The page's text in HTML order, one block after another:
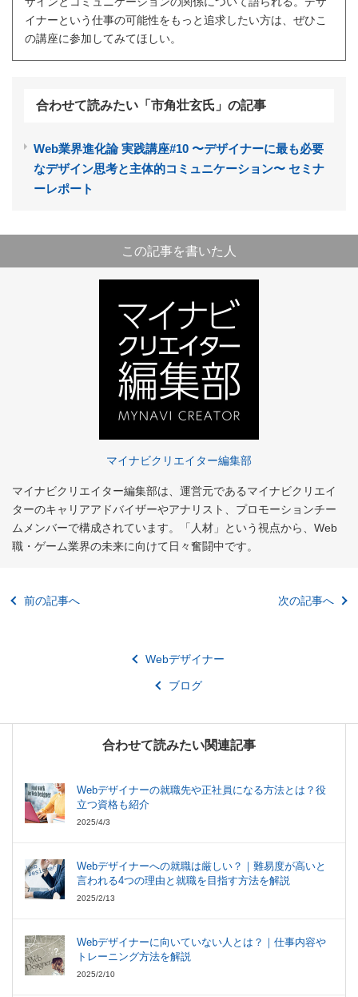
イナーという仕事の可能性をもっと追求したい方は、ぜひこ
の講座に参加してみてほしい。
合わせて読みたい「市角壮玄氏」の記事
Web業界進化論 実践講座#10 〜デザイナーに最も必要
なデザイン思考と主体的コミュニケーション〜 セミナ
ーレポート
この記事を書いた人
マイナビクリエイター編集部
マイナビクリエイター編集部は、運営元であるマイナビクリエイ
ターのキャリアアドバイザーやアナリスト、プロモーションチー
ムメンバーで構成されています。「人材」という視点から、Web
職・ゲーム業界の未来に向けて日々奮闘中です。
前の記事へ 次の記事へ
Webデザイナー
ブログ
合わせて読みたい関連記事
Webデザイナーの就職先や正社員になる方法とは？役
立つ資格も紹介
2025/4/3
Webデザイナーへの就職は厳しい？｜難易度が高いと
言われる4つの理由と就職を目指す方法を解説
2025/2/13
Webデザイナーに向いていない人とは？｜仕事内容や
トレーニング方法を解説
2025/2/10